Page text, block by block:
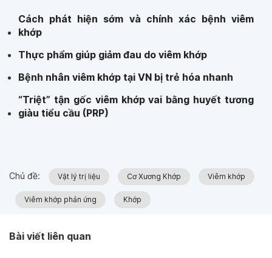
Cách phát hiện sớm và chính xác bệnh viêm
khớp
Thực phẩm giúp giảm đau do viêm khớp
Bệnh nhân viêm khớp tại VN bị trẻ hóa nhanh
“Triệt” tận gốc viêm khớp vai bằng huyết tương
giàu tiểu cầu (PRP)
Chủ đề: Vật lý trị liệu Cơ Xương Khớp Viêm khớp
Viêm khớp phản ứng Khớp
Bài viết liên quan